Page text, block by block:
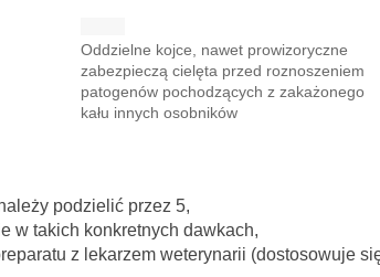
Oddzielne kojce, nawet prowizoryczne
zabezpieczą cielęta przed roznoszeniem
patogenów pochodzących z zakażonego
kału innych osobników
podzielić przez 5,
w takich konkretnych dawkach,
z lekarzem weterynarii (dostosowuje